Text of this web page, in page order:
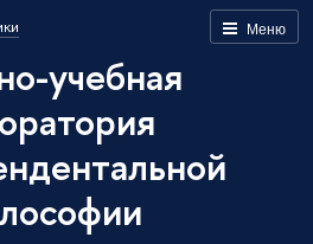
Меню
учебная